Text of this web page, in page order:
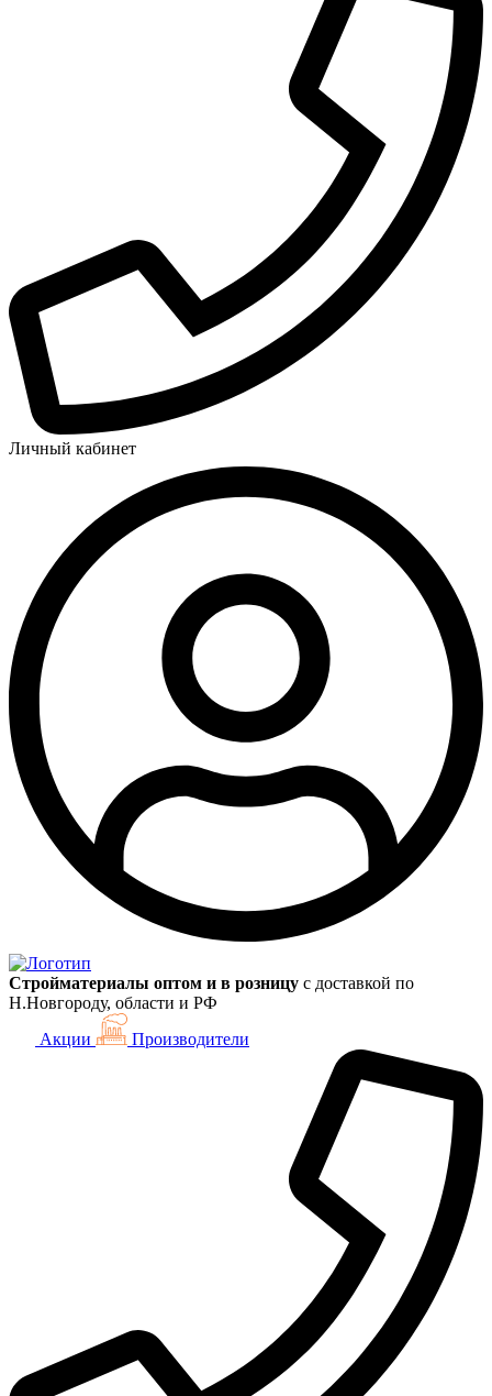
Личный кабинет
Стройматериалы оптом и в розницу с доставкой по
Н.Новгороду, области и РФ
Акции
Производители